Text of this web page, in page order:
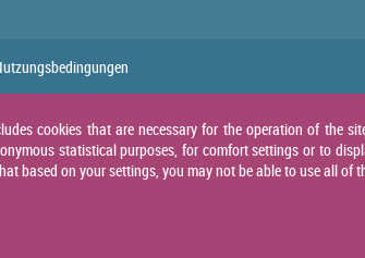
cookies that are necessary for the operation of the
statistical purposes, for comfort settings or to
based on your settings, you may not be able to use all of